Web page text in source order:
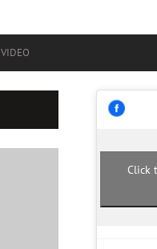
VIDEO
Click